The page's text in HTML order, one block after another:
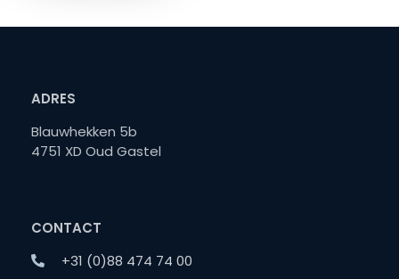
ADRES
Blauwhekken 5b
4751 XD Oud Gastel
CONTACT
+31 (0)88 474 74 00